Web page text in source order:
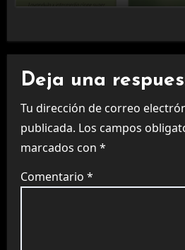
Deja una
Tu dirección de correo
publicada. Los campos
marcados con *
Comentario *